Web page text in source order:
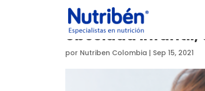
obesidad infantil,
por Nutriben Colombia | Sep 15, 2021